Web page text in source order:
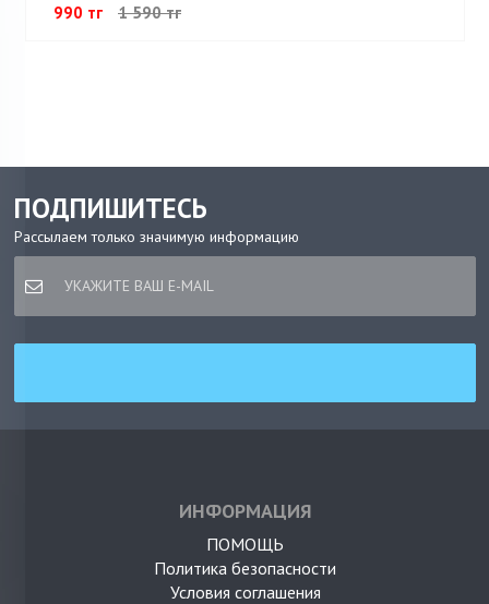
990 тг 1 590 тг
ПОДПИШИТЕСЬ
Рассылаем только значимую информацию
ИНФОРМАЦИЯ
ПОМОЩЬ
Политика безопасности
Условия соглашения